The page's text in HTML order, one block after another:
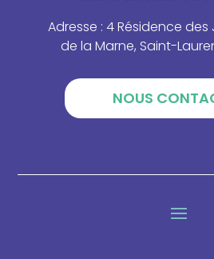
Adresse : 4 Résidence des
de la Marne, Saint-
NOUS